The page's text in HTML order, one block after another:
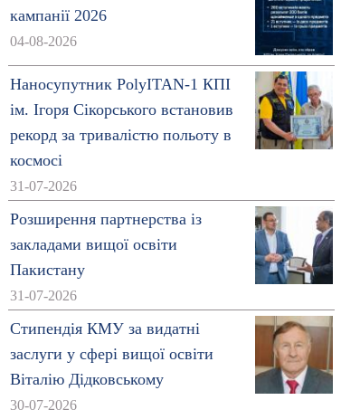
кампанії 2026
04-08-2026
Наносупутник PolyITAN-1 КПІ
ім. Ігоря Сікорського встановив
рекорд за тривалістю польоту в
космосі
31-07-2026
Розширення партнерства із
закладами вищої освіти
Пакистану
31-07-2026
Стипендія КМУ за видатні
заслуги у сфері вищої освіти
Віталію Дідковському
30-07-2026